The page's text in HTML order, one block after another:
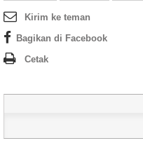
Kirim ke teman
Bagikan di Facebook
Cetak